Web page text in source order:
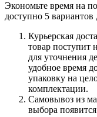
Экономьте время на
доступно 5 вариантов
Курьерская
товар поступит
для уточнения
удобное время
упаковку на
комплектации.
Самовывоз из
выбора